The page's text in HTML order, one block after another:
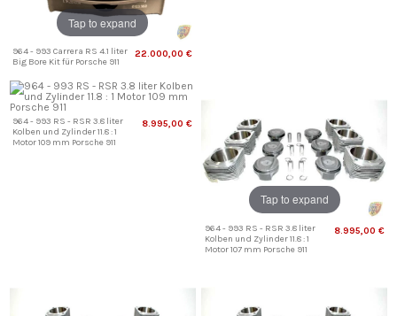
Tap to expand
964 - 993 Carrera RS 4.1 liter
Big Bore Kit für Porsche 911
22.000,00 €
964 - 993 RS - RSR 3.8 liter
Kolben und Zylinder 11.8 : 1
Motor 109 mm Porsche 911
8.995,00 €
Tap to expand
964 - 993 RS - RSR 3.8 liter
Kolben und Zylinder 11.8 : 1
Motor 107 mm Porsche 911
8.995,00 €